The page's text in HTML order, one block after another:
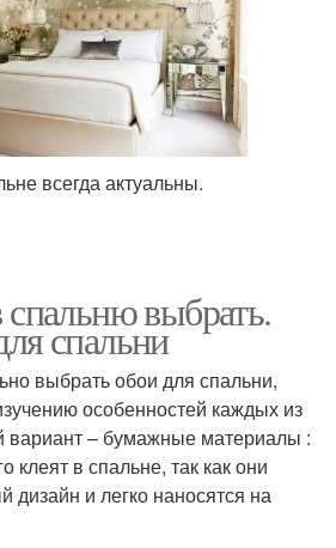
всегда актуальны.
выбрать.
спальни
выбрать обои для спальни,
особенностей каждых из
– бумажные материалы :
клеят в спальне, так как они
дизайн и легко наносятся на